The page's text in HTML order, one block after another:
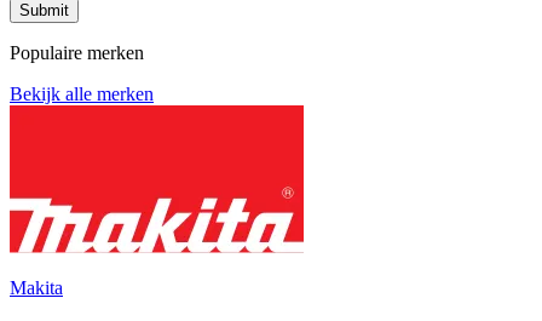
Submit
Populaire merken
Bekijk alle merken
Makita